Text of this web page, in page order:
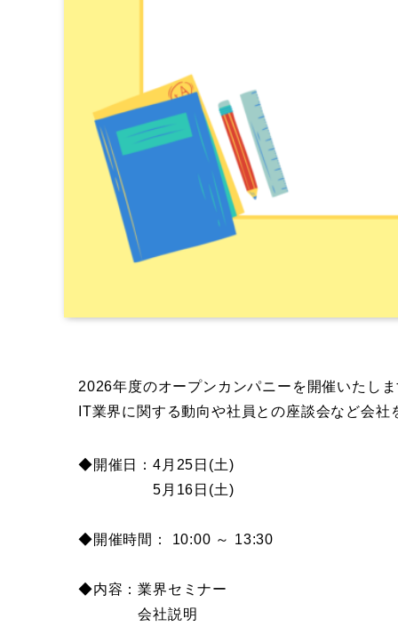
2026年度のオープンカンパニーを開催いたし
IT業界に関する動向や社員との座談会など会
◆開催日：4月25日(土)
5月16日(土)
◆開催時間： 10:00 ～ 13:30
◆内容：業界セミナー
会社説明